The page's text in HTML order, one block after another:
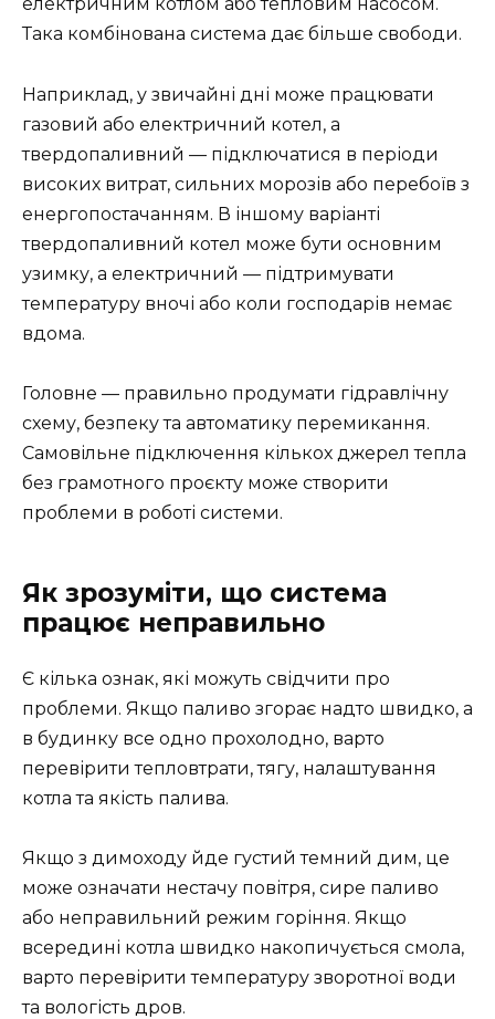
електричним котлом або тепловим насосом.
Така комбінована система дає більше свободи.
Наприклад, у звичайні дні може працювати
газовий або електричний котел, а
твердопаливний — підключатися в періоди
високих витрат, сильних морозів або перебоїв з
енергопостачанням. В іншому варіанті
твердопаливний котел може бути основним
узимку, а електричний — підтримувати
температуру вночі або коли господарів немає
вдома.
Головне — правильно продумати гідравлічну
схему, безпеку та автоматику перемикання.
Самовільне підключення кількох джерел тепла
без грамотного проєкту може створити
проблеми в роботі системи.
Як зрозуміти, що система
працює неправильно
Є кілька ознак, які можуть свідчити про
проблеми. Якщо паливо згорає надто швидко, а
в будинку все одно прохолодно, варто
перевірити тепловтрати, тягу, налаштування
котла та якість палива.
Якщо з димоходу йде густий темний дим, це
може означати нестачу повітря, сире паливо
або неправильний режим горіння. Якщо
всередині котла швидко накопичується смола,
варто перевірити температуру зворотної води
та вологість дров.